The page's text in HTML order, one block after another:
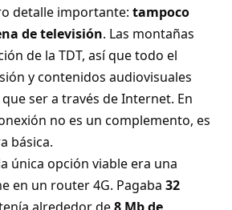
detalle importante: tampoco
de televisión. Las montañas
de la TDT, así que todo el
y contenidos audiovisuales
ser a través de Internet. En
no es un complemento, es
básica.
única opción viable era una
en un router 4G. Pagaba 32